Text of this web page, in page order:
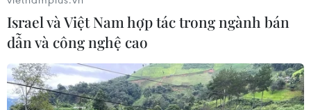
Israel và Việt Nam hợp tác trong ngành bán
dẫn và công nghệ cao